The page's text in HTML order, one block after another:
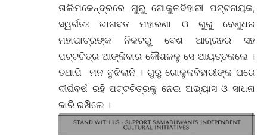
ତାଲିମକେନ୍ଦ୍ରରେ ଗୁରୁ ଗୋକୁଳବିହାରୀ ପଟ୍ଟନାୟକ,
ସ୍ୱର୍ଗତଃ ଭାଗବତ ମହାରଣା ଓ ଗୁରୁ ବେଣୁଧର
ମହାପାତ୍ରଙ୍କ ନିକଟରୁ ବେଶ ଆଗ୍ରହର ସହ
ପଟ୍ଟଚିତ୍ର ଆଙ୍କିବାର କୌଶଳକୁ ସେ ଆୟତ୍ତକଲେ ।
ତଥାପି ମନ ବୁଝିଲାନି । ଗୁରୁ ଗୋକୁଳବିହାରୀଙ୍କ ଘରେ
ଦୀର୍ଘବର୍ଷ ରହି ପଟ୍ଟଚିତ୍ରକୁ ନେଇ ଅଭ୍ୟାସ ଓ ସାଧନା
ଜାରି ରଖିଲେ ।